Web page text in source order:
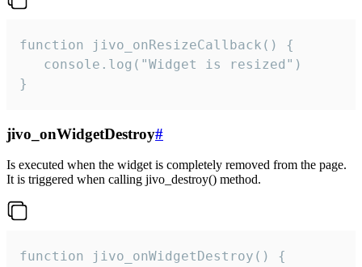
function jivo_onResizeCallback() {
   console.log("Widget is resized")
}
jivo_onWidgetDestroy#
Is executed when the widget is completely removed from the page.
It is triggered when calling jivo_destroy() method.
function jivo_onWidgetDestroy() {